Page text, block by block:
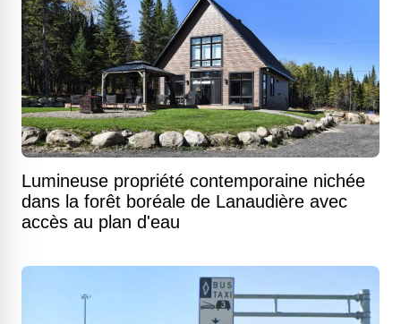
Lumineuse propriété contemporaine nichée
dans la forêt boréale de Lanaudière avec
accès au plan d'eau